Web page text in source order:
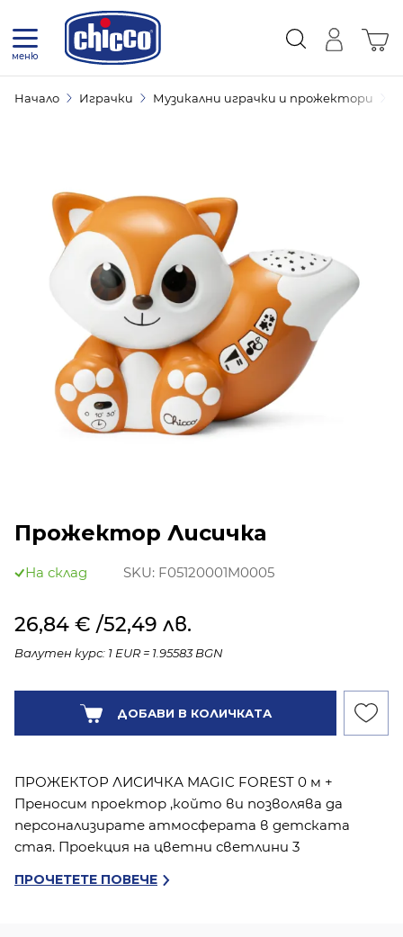
Прескачане към съдържанието
меню
Начало Играчки Музикални играчки и прожектори
Прожектор Лисичка
На склад SKU: F05120001M0005
26,84 € /52,49 лв.
Валутен курс: 1 EUR = 1.95583 BGN
Количество:
ДОБАВИ В КОЛИЧКАТА
ПРОЖЕКТОР ЛИСИЧКА MAGIC FOREST 0 м +
Преносим проектор ,който ви позволява да
персонализирате атмосферата в детската
стая. Проекция на цветни светлини 3
тавана. 2 режима с автоматично изключване
ПРОЧЕТЕТЕ ПОВЕЧЕ